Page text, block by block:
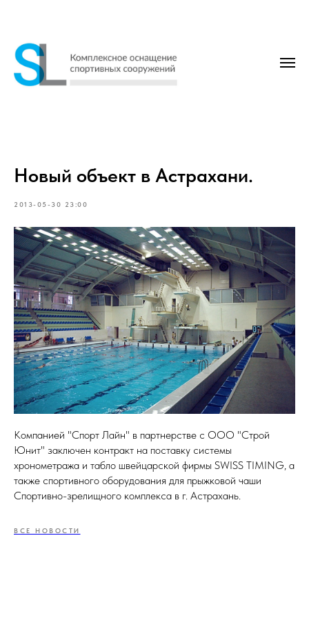
Новый объект в Астрахани.
2013-05-30 23:00
Компанией "Спорт Лайн" в партнерстве с OOO "Строй
Юнит" заключен контракт на поставку системы
хронометража и табло швейцарской фирмы SWISS TIMING, а
также спортивного оборудования для прыжковой чаши
Спортивно-зрелищного комплекса в г. Астрахань.
ВСЕ НОВОСТИ